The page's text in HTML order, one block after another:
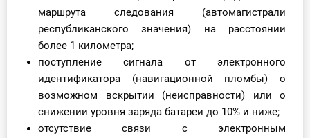
маршрута следования (автомагистрали
республиканского значения) на расстоянии
более 1 километра;
поступление сигнала от электронного
идентификатора (навигационной пломбы) о
возможном вскрытии (неисправности) или о
снижении уровня заряда батареи до 10% и ниже;
отсутствие связи с электронным